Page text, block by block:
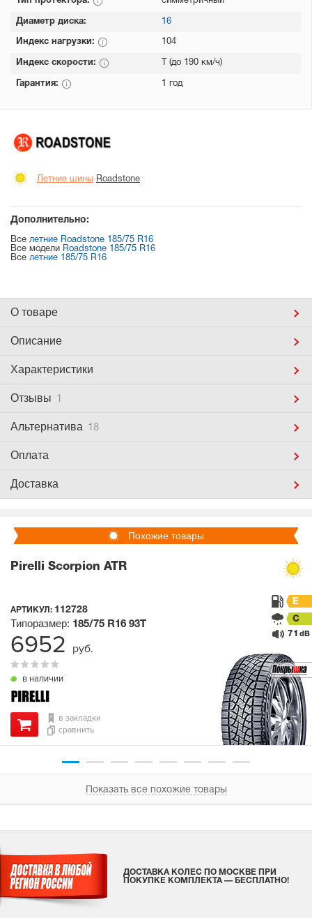
Диаметр диска: 16
Индекс нагрузки: 104
Индекс скорости: T (до 190 км/ч)
Гарантия: 1 год
Летние шины Roadstone
Дополнительно:
Все летние Roadstone 185/75 R16
Все модели Roadstone 185/75 R16
Все летние 185/75 R16
О товаре
Описание
Характеристики
Отзывы 1
Альтернатива 18
Оплата
Доставка
Похожие товары
Pirelli Scorpion ATR
АРТИКУЛ: 112728
в наличии
Типоразмер: 185/75 R16 93T
E
C
71 dB
в закладки
сравнить
6952 руб.
Показать все похожие товары
ДОСТАВКА КОЛЕС ПО МОСКВЕ ПРИ
ПОКУПКЕ КОМПЛЕКТА — БЕСПЛАТНО!